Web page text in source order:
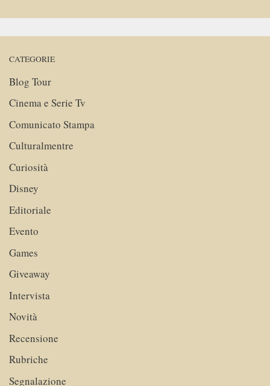
CATEGORIE
Blog Tour
Cinema e Serie Tv
Comunicato Stampa
Culturalmentre
Curiosità
Disney
Editoriale
Evento
Games
Giveaway
Intervista
Novità
Recensione
Rubriche
Segnalazione